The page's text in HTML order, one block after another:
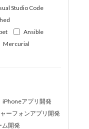
Studio Code
Ansible
Mercurial
iPhoneアプリ開発
ーフォンアプリ開発
ム開発